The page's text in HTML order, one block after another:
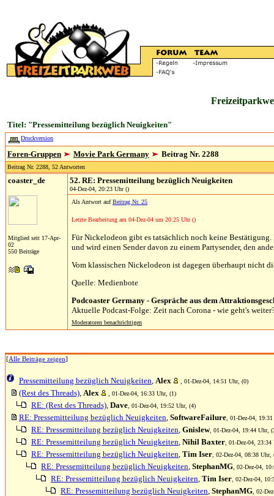
Titel: "Pressemitteilung bezüglich Neuigkeiten"
Druckversion
Foren-Gruppen Movie Park Germany Beitrag Nr. 2288
Beitrag Nr. 2288, 52 Antworten
coaster_de
Mitglied seit 17-Apr-
02
550 Beiträge
52. RE: Pressemitteilung bezüglich Neuigkeiten
04-Dez-04, 20:23 Uhr ()
Als Antwort aufBeitrag Nr. 25
Letzte Bearbeitung am 04-Dez-04 um 20:25 Uhr ()
Für Nickelodeon gibt es tatsächlich noch keine
und wird einen Sender davon zu einem Partysender, den
Vom klassischen Nickelodeon ist dagegen überhaupt nicht
Quelle: Medienbote
Podcoaster Germany - Gespräche aus dem
Aktuelle Podcast-Folge: Zeit nach Corona - wie geht's
Moderatoren benachrichtigen
[Alle Beiträge zeigen]
Pressemitteilung bezüglich Neuigkeiten, Alex , 01-Dez-04, 14:51 Uhr, (0)
(Rest des Threads), Alex , 01-Dez-04, 16:33 Uhr, (1)
RE: (Rest des Threads), Dave , 01-Dez-04, 19:52 Uhr, (4)
RE: Pressemitteilung bezüglich Neuigkeiten, SoftwareFailure , 01-Dez-04,
RE: Pressemitteilung bezüglich Neuigkeiten, Gnislew, 01-Dez-04, 19:44 Uhr,
RE: Pressemitteilung bezüglich Neuigkeiten, Nihil Baxter , 01-Dez-04,
RE: Pressemitteilung bezüglich Neuigkeiten, Tim Iser , 02-Dez-04, 08:38 Uhr,
RE: Pressemitteilung bezüglich Neuigkeiten, StephanMG , 02-Dez-04,
RE: Pressemitteilung bezüglich Neuigkeiten, Tim Iser , 02-Dez-04,
RE: Pressemitteilung bezüglich Neuigkeiten, StephanMG , 02-